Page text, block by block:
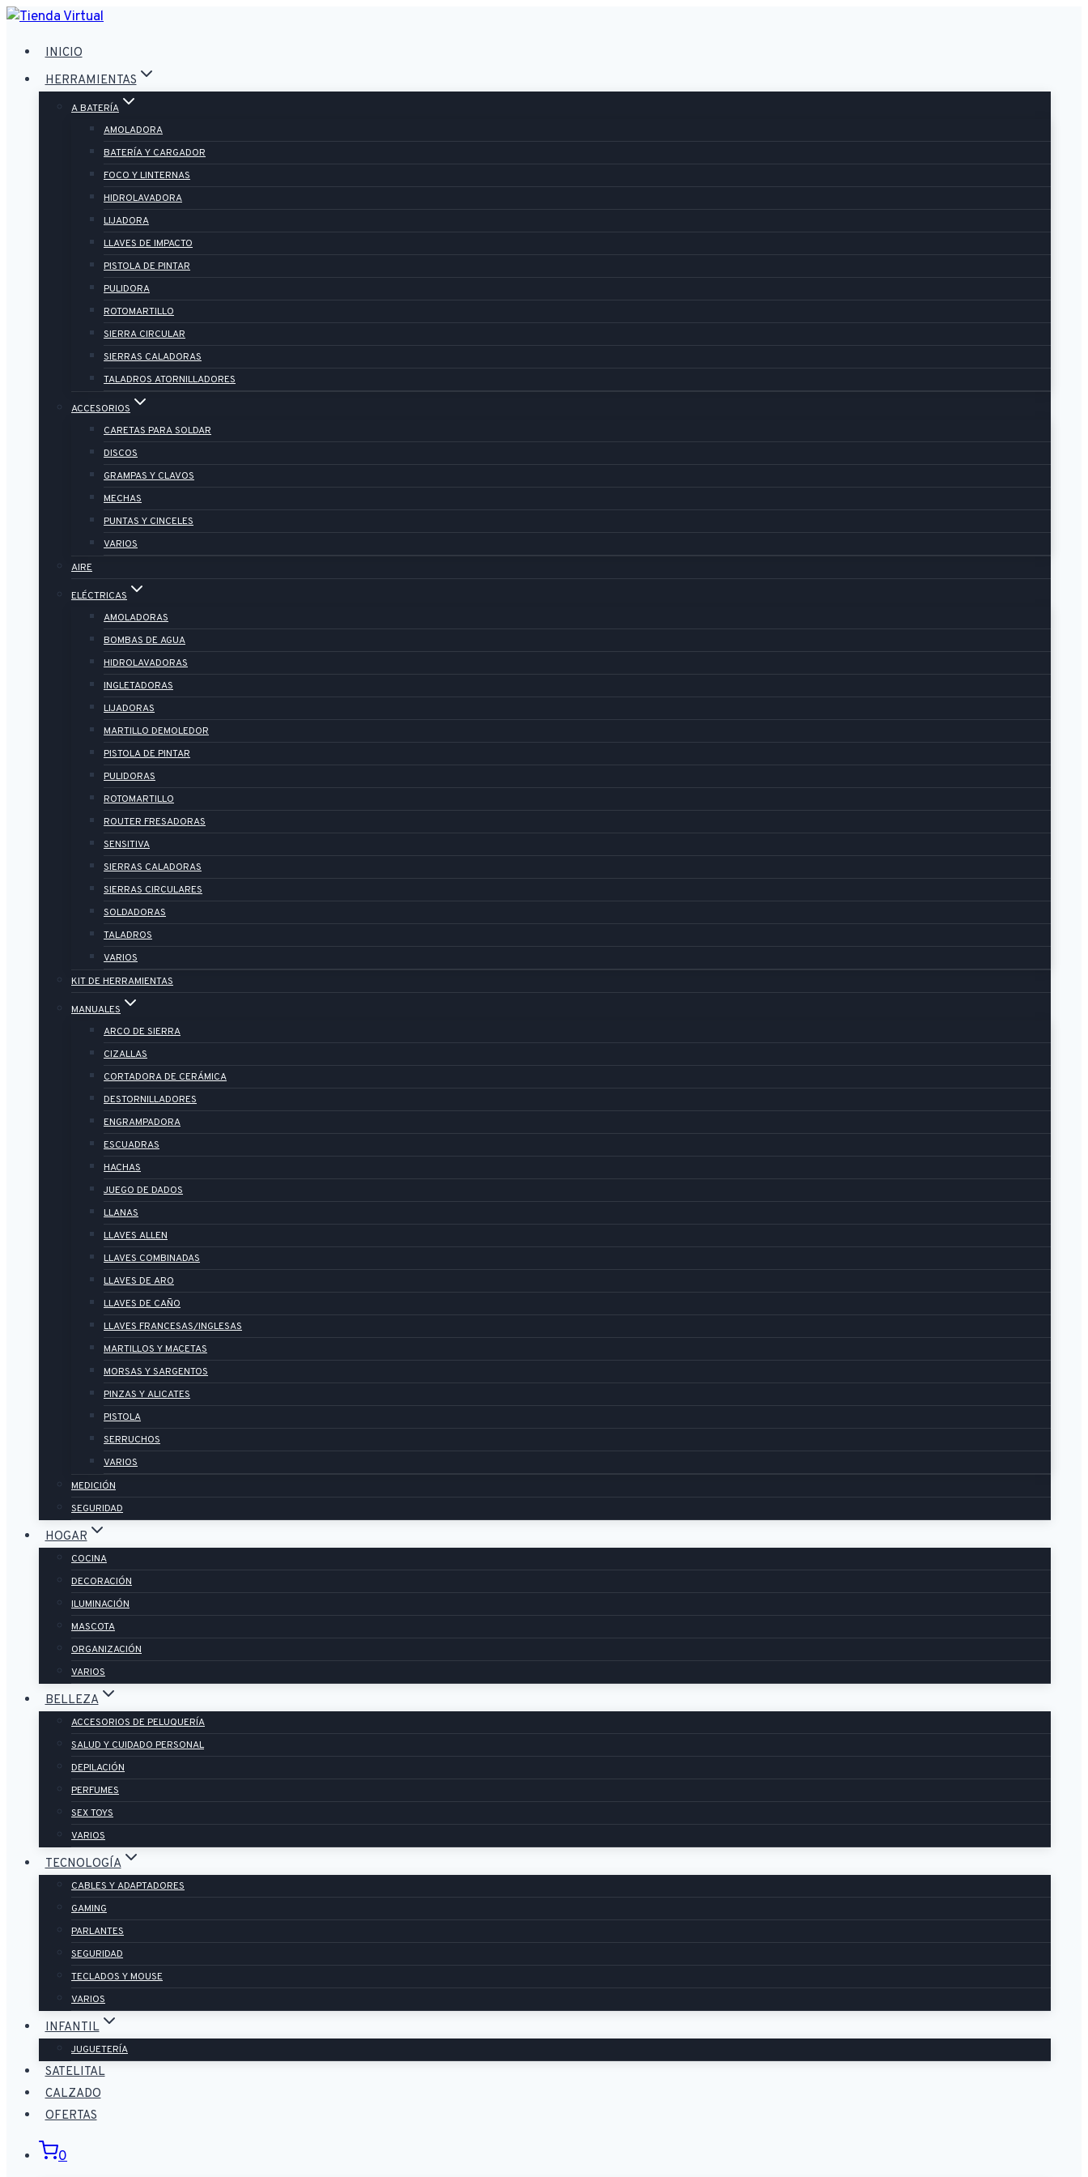
Saltar
contenido
INICIO
HERRAMIENTAS
A BATERÍA
AMOLADORA
BATERÍA Y CARGADOR
FOCO Y LINTERNAS
HIDROLAVADORA
LIJADORA
LLAVES DE IMPACTO
PISTOLA DE PINTAR
PULIDORA
ROTOMARTILLO
SIERRA CIRCULAR
SIERRAS CALADORAS
TALADROS ATORNILLADORES
ACCESORIOS
CARETAS PARA SOLDAR
DISCOS
GRAMPAS Y CLAVOS
MECHAS
PUNTAS Y CINCELES
VARIOS
AIRE
ELÉCTRICAS
AMOLADORAS
BOMBAS DE AGUA
HIDROLAVADORAS
INGLETADORAS
LIJADORAS
MARTILLO DEMOLEDOR
PISTOLA DE PINTAR
PULIDORAS
ROTOMARTILLO
ROUTER FRESADORAS
SENSITIVA
SIERRAS CALADORAS
SIERRAS CIRCULARES
SOLDADORAS
TALADROS
VARIOS
KIT DE HERRAMIENTAS
MANUALES
ARCO DE SIERRA
CIZALLAS
CORTADORA DE CERÁMICA
DESTORNILLADORES
ENGRAMPADORA
ESCUADRAS
HACHAS
JUEGO DE DADOS
LLANAS
LLAVES ALLEN
LLAVES COMBINADAS
LLAVES DE ARO
LLAVES DE CAÑO
LLAVES FRANCESAS/INGLESAS
MARTILLOS Y MACETAS
MORSAS Y SARGENTOS
PINZAS Y ALICATES
PISTOLA
SERRUCHOS
VARIOS
MEDICIÓN
SEGURIDAD
HOGAR
COCINA
DECORACIÓN
ILUMINACIÓN
MASCOTA
ORGANIZACIÓN
VARIOS
BELLEZA
ACCESORIOS DE PELUQUERÍA
SALUD Y CUIDADO PERSONAL
DEPILACIÓN
PERFUMES
SEX TOYS
VARIOS
TECNOLOGÍA
CABLES Y ADAPTADORES
GAMING
PARLANTES
SEGURIDAD
TECLADOS Y MOUSE
VARIOS
INFANTIL
JUGUETERÍA
SATELITAL
CALZADO
OFERTAS
0